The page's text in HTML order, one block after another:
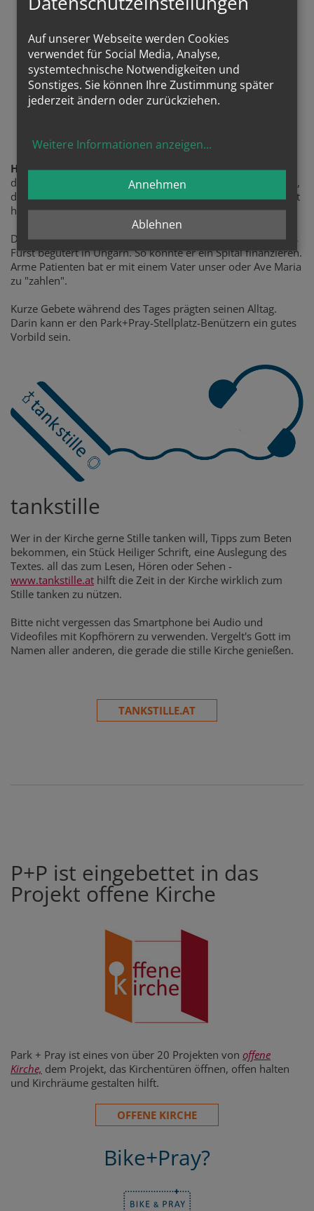
Sel. Ladislaus Batthyany
Himmlischer Patron
des Projektes ist der sel. Ladislaus Batthyany, frommer Arzt,
der gerne mit seinem Auto fuhr und es auch selber repariert
hat.
Dr. Batthyany war Augenarzt, Vater von 13 Kindern und als
Fürst begütert in Ungarn. So konnte er ein Spital finanzieren.
Arme Patienten bat er mit einem Vater unser oder Ave Maria
zu "zahlen".
Kurze Gebete während des Tages prägten seinen Alltag.
Darin kann er den Park+Pray-Stellplatz-Benützern ein gutes
Vorbild sein.
tankstille
Wer in der Kirche gerne Stille tanken will, Tipps zum Beten
bekommen, ein Stück Heiliger Schrift, eine Auslegung des
Textes. all das zum Lesen, Hören oder Sehen -
www.tankstille.at hilft die Zeit in der Kirche wirklich zum
Stille tanken zu nützen.
Bitte nicht vergessen das Smartphone bei Audio und
Videofiles mit Kopfhörern zu verwenden. Vergelt's Gott im
Namen aller anderen, die gerade die stille Kirche genießen.
TANKSTILLE.AT
P+P ist eingebettet in das
Projekt offene Kirche
Park + Pray ist eines von über 20 Projekten von offene
Kirche, dem Projekt, das Kirchentüren öffnen, offen halten
und Kirchräume gestalten hilft.
OFFENE KIRCHE
Bike+Pray?
Auf unserer Webseite werden Cookies
verwendet für Social Media, Analyse,
systemtechnische Notwendigkeiten und
Sonstiges. Sie können Ihre Zustimmung später
jederzeit ändern oder zurückziehen.
Weitere Informationen anzeigen...
Ablehnen
Annehmen